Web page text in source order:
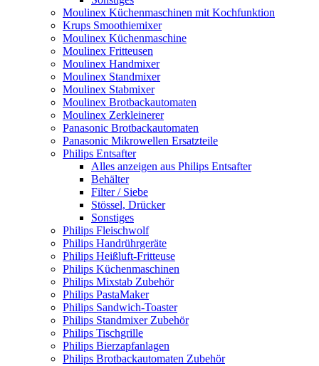
Moulinex Küchenmaschinen mit Kochfunktion
Krups Smoothiemixer
Moulinex Küchenmaschine
Moulinex Fritteusen
Moulinex Handmixer
Moulinex Standmixer
Moulinex Stabmixer
Moulinex Brotbackautomaten
Moulinex Zerkleinerer
Panasonic Brotbackautomaten
Panasonic Mikrowellen Ersatzteile
Philips Entsafter
Alles anzeigen aus Philips Entsafter
Behälter
Filter / Siebe
Stössel, Drücker
Sonstiges
Philips Fleischwolf
Philips Handrührgeräte
Philips Heißluft-Fritteuse
Philips Küchenmaschinen
Philips Mixstab Zubehör
Philips PastaMaker
Philips Sandwich-Toaster
Philips Standmixer Zubehör
Philips Tischgrille
Philips Bierzapfanlagen
Philips Brotbackautomaten Zubehör